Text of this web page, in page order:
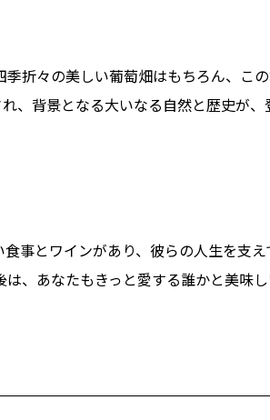
折々の美しい葡萄畑はもちろん、こ
、背景となる大いなる自然と歴史が、
事とワインがあり、彼らの人生を支え
、あなたもきっと愛する誰かと美味